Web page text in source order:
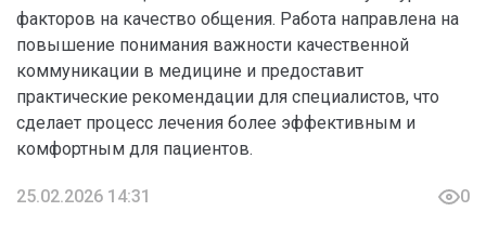
факторов на качество общения. Работа направлена на
повышение понимания важности качественной
коммуникации в медицине и предоставит
практические рекомендации для специалистов, что
сделает процесс лечения более эффективным и
комфортным для пациентов.
25.02.2026 14:31 0